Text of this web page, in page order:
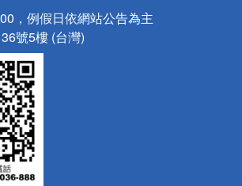
，例假日依網站公告為主
號5樓 (台灣)